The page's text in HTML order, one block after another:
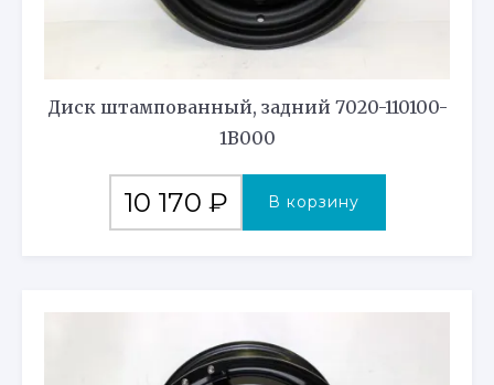
Диск штампованный, задний 7020-110100-
1B000
10 170 ₽ В корзину